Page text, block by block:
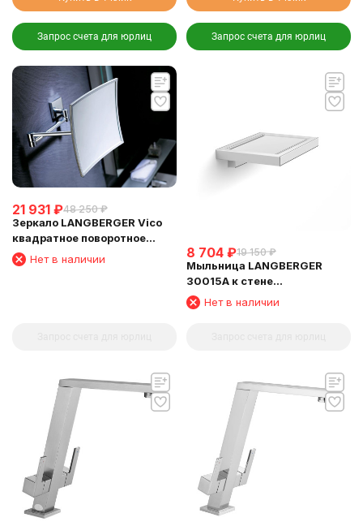
Запрос счета для юрлиц Запрос счета для юрлиц
21 931 ₽48 250 ₽
Зеркало LANGBERGER Vico
квадратное поворотное
косметическое 5 кратное
увеличение (75485)
Нет в наличии 8 704 ₽19 150 ₽
Мыльница LANGBERGER
30015A к стене
хромированная (L&C)
Нет в наличии